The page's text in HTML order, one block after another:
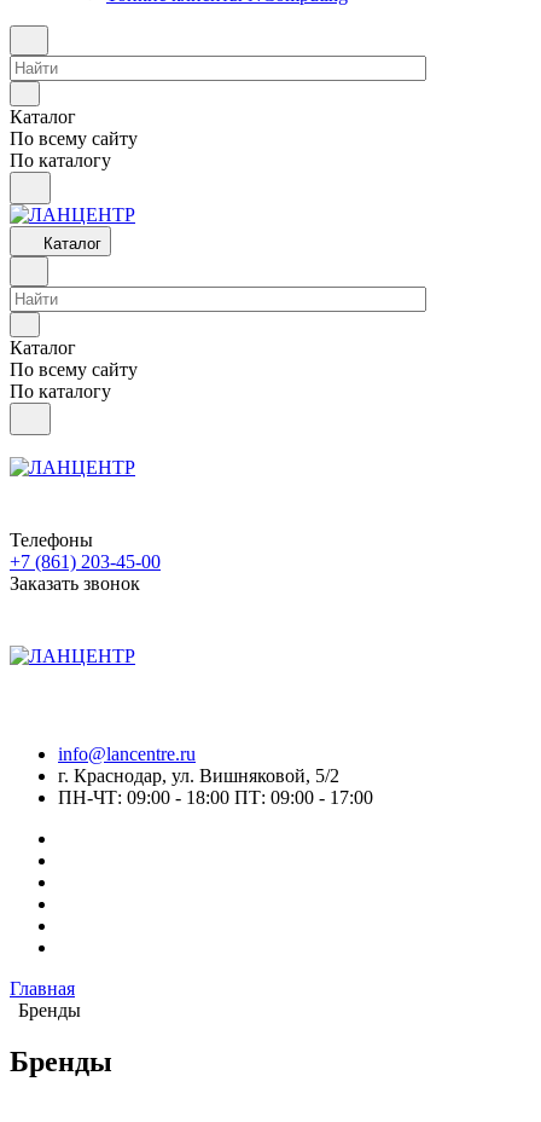
Каталог
По всему сайту
По каталогу
Каталог
Каталог
По всему сайту
По каталогу
Телефоны
+7 (861) 203-45-00
Заказать звонок
info@lancentre.ru
г. Краснодар, ул. Вишняковой, 5/2
ПН-ЧТ: 09:00 - 18:00 ПТ: 09:00 - 17:00
Главная
Бренды
Бренды